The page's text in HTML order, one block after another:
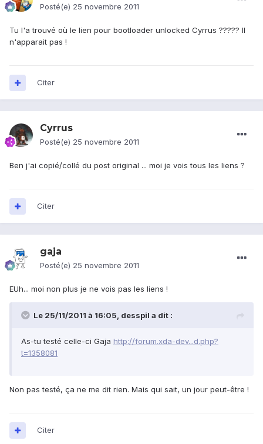
Posté(e) 25 novembre 2011
Tu l'a trouvé où le lien pour bootloader unlocked Cyrrus ????? Il
n'apparait pas !
Citer
Cyrrus
Posté(e) 25 novembre 2011
Ben j'ai copié/collé du post original ... moi je vois tous les liens ?
Citer
gaja
Posté(e) 25 novembre 2011
EUh... moi non plus je ne vois pas les liens !
Le 25/11/2011 à 16:05, desspil a dit :
As-tu testé celle-ci Gaja http://forum.xda-dev...d.php?
t=1358081
Non pas testé, ça ne me dit rien. Mais qui sait, un jour peut-être !
Citer